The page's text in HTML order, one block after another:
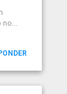
no...